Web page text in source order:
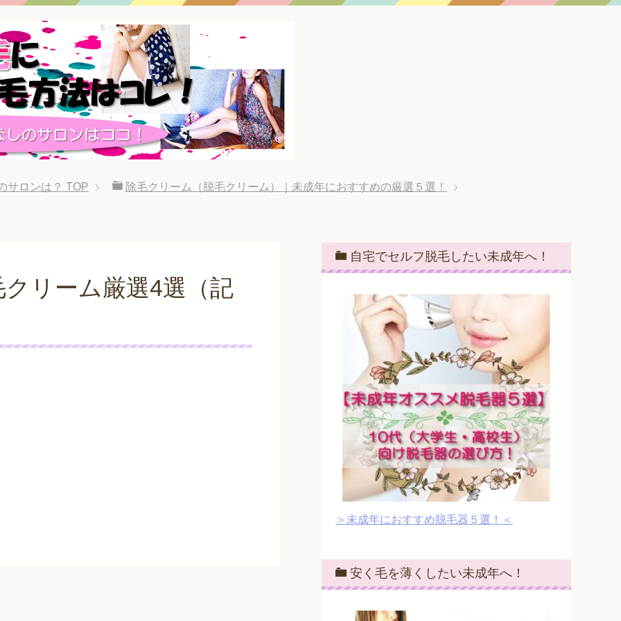
サロンは？ TOP
除毛クリーム（脱毛クリーム）｜未成年におすすめの厳選５選！
リーム厳選4選（記
自宅でセルフ脱毛したい未成年へ！
＞未成年におすすめ脱毛器５選！＜
安く毛を薄くしたい未成年へ！